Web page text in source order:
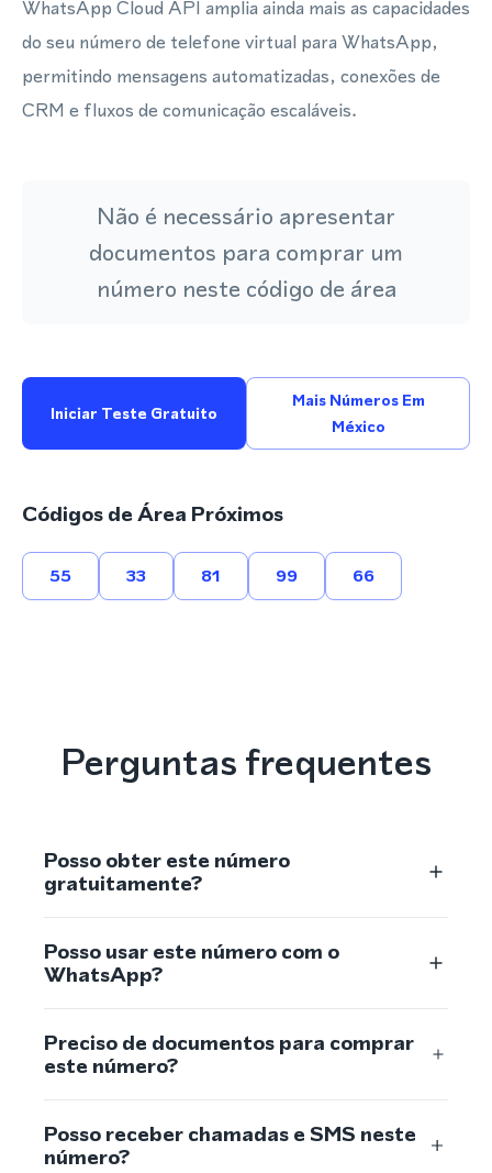
WhatsApp Cloud API amplia ainda mais as capacidades
do seu número de telefone virtual para WhatsApp,
permitindo mensagens automatizadas, conexões de
CRM e fluxos de comunicação escaláveis.
Não é necessário apresentar
documentos para comprar um
número neste código de área
Iniciar Teste Gratuito
Mais Números Em
México
Códigos de Área Próximos
55 33 81 99 66
Perguntas frequentes
Posso obter este número
gratuitamente?
Posso usar este número com o
WhatsApp?
Preciso de documentos para comprar
este número?
Posso receber chamadas e SMS neste
número?